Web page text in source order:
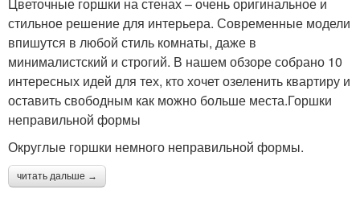
Цветочные горшки на стенах – очень оригинальное и
стильное решение для интерьера. Современные модели
впишутся в любой стиль комнаты, даже в
минималистский и строгий. В нашем обзоре собрано 10
интересных идей для тех, кто хочет озеленить квартиру и
оставить свободным как можно больше места.Горшки
неправильной формы
Округлые горшки немного неправильной формы.
читать дальше →